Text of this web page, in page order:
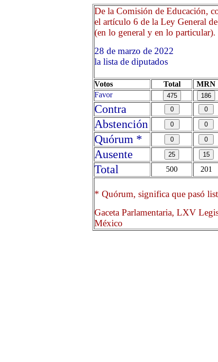
De la Comisión de Educación,
el artículo 6 de la Ley General
(en lo general y en lo particular).
28 de marzo de 2022
la lista de diputados
Votos Total
MRN
Favor
Contra
Abstención
Quórum *
Ausente
Total
500 201
* Quórum, significa que pasó
Gaceta Parlamentaria, LXV
México